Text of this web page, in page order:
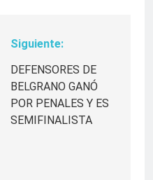
Siguiente:
DEFENSORES DE
BELGRANO GANÓ
POR PENALES Y ES
SEMIFINALISTA